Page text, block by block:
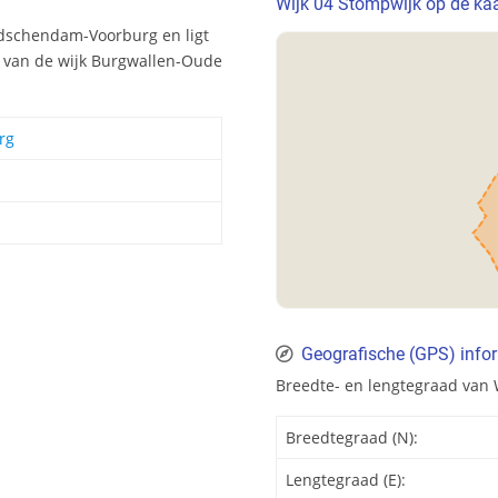
Voorburg en ligt
de wijk Burgwallen-Oude
Wijk 04 Stompwijk op de
Geografische (GPS)
Breedte- en lengtegraad van
Breedtegraad (N):
Lengtegraad (E):